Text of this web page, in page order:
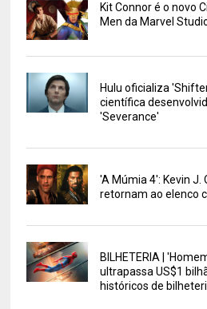
Kit Connor é o novo
Men da Marvel
Hulu oficializa
científica
'Severance'
'A Múmia 4': Kevin J.
retornam ao elenco
BILHETERIA |
ultrapassa US$1
históricos de